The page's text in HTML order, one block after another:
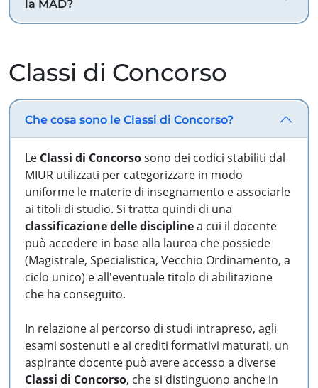
la MAD?
Classi di Concorso
Che cosa sono le Classi di Concorso?
Le Classi di Concorsosono dei codici stabiliti dal
MIUR utilizzati per categorizzare in modo
uniforme le materie di insegnamento e associarle
ai titoli di studio. Si tratta quindi di una
classificazione delle disciplinea cui il docente
può accedere in base alla laurea che possiede
(Magistrale, Specialistica, Vecchio Ordinamento, a
ciclo unico) e all'eventuale titolo di abilitazione
che ha conseguito.
In relazione al percorso di studi intrapreso, agli
esami sostenuti e ai crediti formativi maturati, un
aspirante docente può avere accesso a diverse
Classi di Concorso, che si distinguono anche in